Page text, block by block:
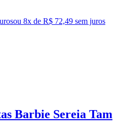
ou 8x de R$ 72,49 sem juros
Barbie Sereia Tam